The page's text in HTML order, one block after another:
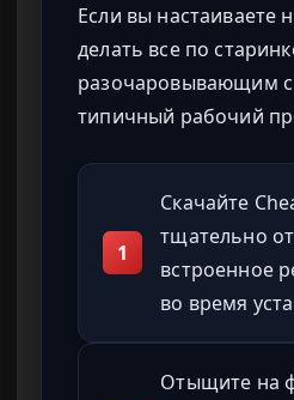
Если вы настаиваете
делать все по
разочаровывающим
типичный рабочий
1
Скачайте
тщательно
встроенное
во время
Отыщите на